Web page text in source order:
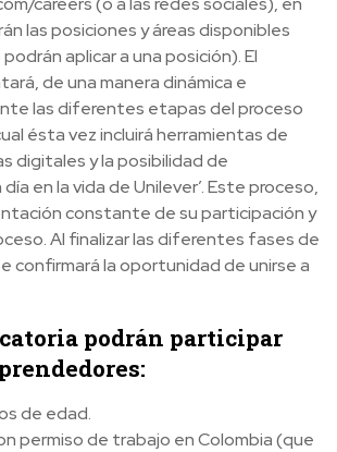
las posiciones y áreas disponibles
aplicar a una posición). El
de una manera dinámica e
las diferentes etapas del proceso
ésta vez incluirá herramientas de
digitales y la posibilidad de
en la vida de Unilever’. Este proceso,
constante de su participación y
Al finalizar las diferentes fases de
confirmará la oportunidad de unirse a
podrán participar
de edad.
permiso de trabajo en Colombia (que